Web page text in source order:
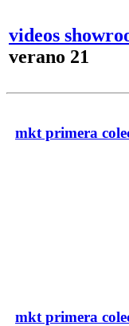
videos
verano 21
mkt primera
mkt primera